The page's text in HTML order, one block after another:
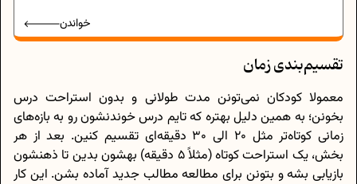
خواندن
تقسیم‌بندی زمان
معمولا کودکان نمی‌تونن مدت طولانی و بدون استراحت درس
بخونن؛ به همین دلیل بهتره که تایم درس خوندنشون رو به بازه‌های
زمانی کوتاه‌تر مثل 20 الی 30 دقیقه‌ای تقسیم کنین. بعد از هر
بخش، یک استراحت کوتاه (مثلاً 5 دقیقه) بهشون بدین تا ذهنشون
بازیابی بشه و بتونن برای مطالعه مطالب جدید آماده بشن. این کار